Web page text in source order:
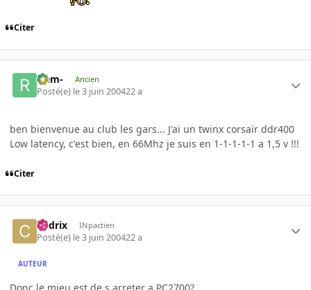
Citer
-rem- Ancien
Posté(e) le 3 juin 200422 a
ben bienvenue au club les gars... J'ai un twinx corsair ddr400
Low latency, c'est bien, en 66Mhz je suis en 1-1-1-1-1 a 1,5 v !!!
Citer
Cedrix INpactien
Posté(e) le 3 juin 200422 a
AUTEUR